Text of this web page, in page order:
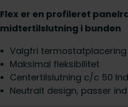
Flex er en profileret
midtertilslutning i bunden
Valgfri termostatplacering
Maksimal fleksibilitet
Centertilslutning c/c 50
Neutralt design, passer